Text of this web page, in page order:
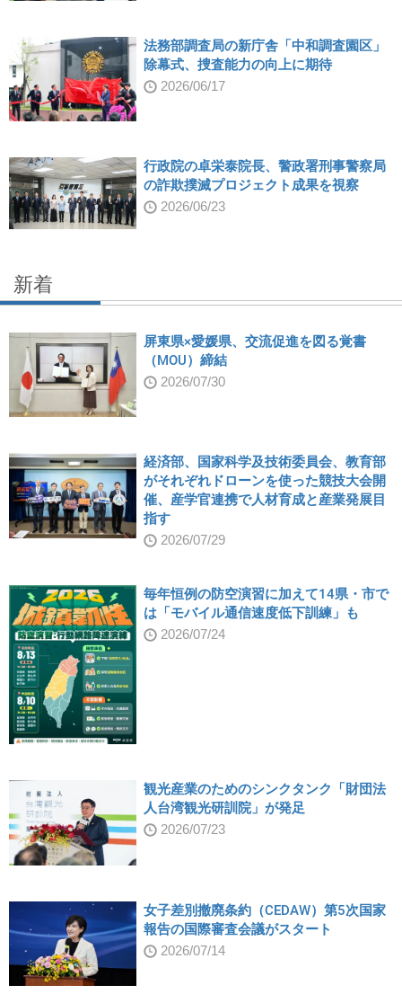
法務部調査局の新庁舎「中和調査園区」
除幕式、捜査能力の向上に期待
2026/06/17
行政院の卓栄泰院長、警政署刑事警察局
の詐欺撲滅プロジェクト成果を視察
2026/06/23
新着
屏東県×愛媛県、交流促進を図る覚書
（MOU）締結
2026/07/30
経済部、国家科学及技術委員会、教育部
がそれぞれドローンを使った競技大会開
催、産学官連携で人材育成と産業発展目
指す
2026/07/29
毎年恒例の防空演習に加えて14県・市で
は「モバイル通信速度低下訓練」も
2026/07/24
観光産業のためのシンクタンク「財団法
人台湾観光研訓院」が発足
2026/07/23
女子差別撤廃条約（CEDAW）第5次国家
報告の国際審査会議がスタート
2026/07/14